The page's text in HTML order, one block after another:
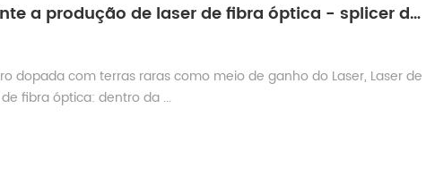
O ponto-chave mais negligenciado durante a produção de laser de fibra óptica - splicer de fusão LDF
dopada com terras raras como meio de ganho do Laser, Laser de
fibra óptica: dentro da ...